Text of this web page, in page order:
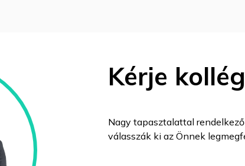
Kérje
Nagy tapasztalattal
válasszák ki az Önnek